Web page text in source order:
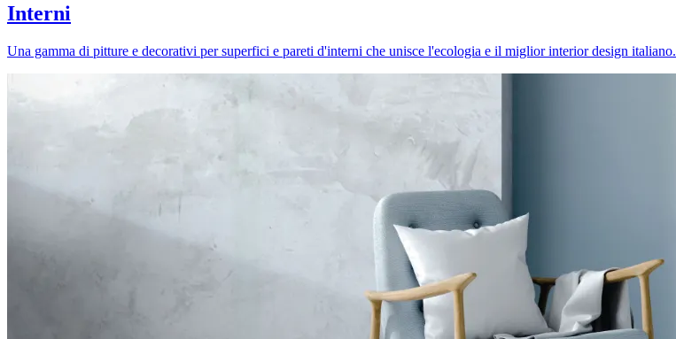
Interni
Una gamma di pitture e decorativi per superfici e pareti d'interni che unisce l'ecologia e il miglior interior design italiano.